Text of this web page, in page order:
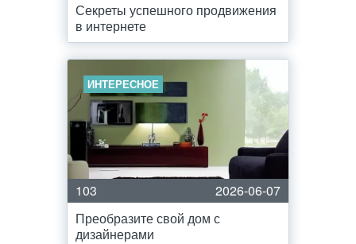
Секреты успешного продвижения
в интернете
ИНТЕРЕСНОЕ
103
2026-06-07
Преобразите свой дом с
дизайнерами